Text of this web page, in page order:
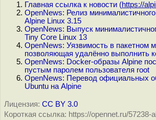
Главная ссылка к новости (https://
OpenNews: Релиз
Alpine Linux 3.15
OpenNews: Выпуск
Tiny Core Linux 13
OpenNews: Уязвимость в пакетном
позволяющая удалённо выполнить
OpenNews: Docker-образы Alpine
пустым паролем пользователя root
OpenNews: Перевод официальных
Ubuntu на Alpine
Лицензия: CC BY 3.0
Короткая ссылка: https://opennet.ru/57238-